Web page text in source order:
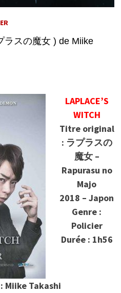
ラスの魔女 ) de Miike
LAPLACE’S
WITCH
Titre original
: ラプラスの
魔女 –
Rapurasu no
Majo
2018 – Japon
Genre :
Policier
Durée : 1h56
Miike Takashi